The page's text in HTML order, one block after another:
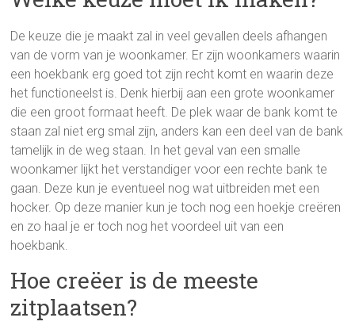
De keuze die je maakt zal in veel gevallen deels afhangen
van de vorm van je woonkamer. Er zijn woonkamers waarin
een hoekbank erg goed tot zijn recht komt en waarin deze
het functioneelst is. Denk hierbij aan een grote woonkamer
die een groot formaat heeft. De plek waar de bank komt te
staan zal niet erg smal zijn, anders kan een deel van de bank
tamelijk in de weg staan. In het geval van een smalle
woonkamer lijkt het verstandiger voor een rechte bank te
gaan. Deze kun je eventueel nog wat uitbreiden met een
hocker. Op deze manier kun je toch nog een hoekje creëren
en zo haal je er toch nog het voordeel uit van een
hoekbank.
Hoe creëer is de meeste
zitplaatsen?